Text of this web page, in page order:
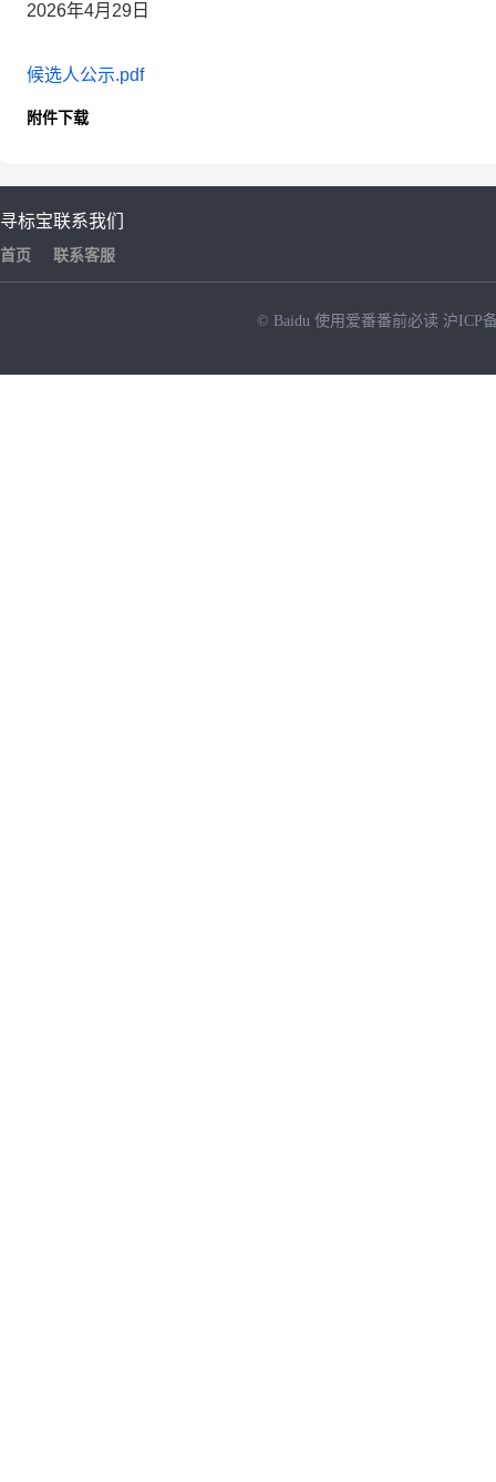
2026年4月 29 日
候选人公示.pdf
附件下载
寻标宝
首页
联系我们
联系客服
© Baidu 使用爱番番前必读 沪ICP